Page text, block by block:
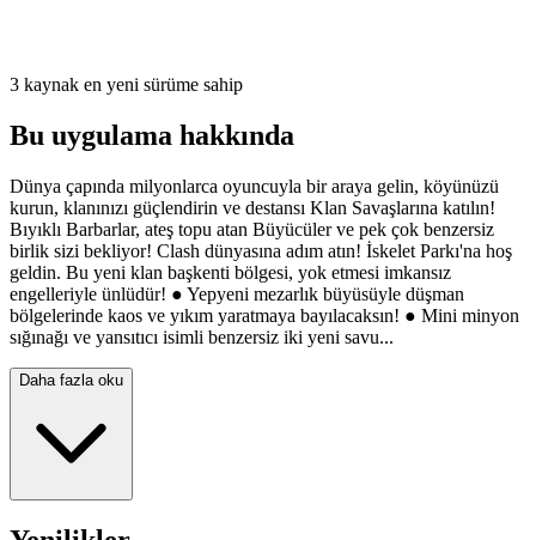
3 kaynak en yeni sürüme sahip
Bu uygulama hakkında
Dünya çapında milyonlarca oyuncuyla bir araya gelin, köyünüzü
kurun, klanınızı güçlendirin ve destansı Klan Savaşlarına katılın!
Bıyıklı Barbarlar, ateş topu atan Büyücüler ve pek çok benzersiz
birlik sizi bekliyor! Clash dünyasına adım atın! İskelet Parkı'na hoş
geldin. Bu yeni klan başkenti bölgesi, yok etmesi imkansız
engelleriyle ünlüdür! ● Yepyeni mezarlık büyüsüyle düşman
bölgelerinde kaos ve yıkım yaratmaya bayılacaksın! ● Mini minyon
sığınağı ve yansıtıcı isimli benzersiz iki yeni savu...
Daha fazla oku